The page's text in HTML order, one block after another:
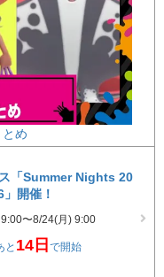
め
「Summer Nights 20
」開催！
〜8/24(月) 9:00
と 14日で開始